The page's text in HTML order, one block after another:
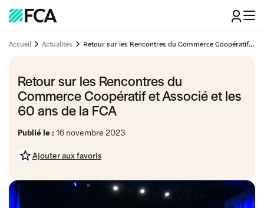
Accueil Actualités Retour sur les Rencontres du Commerce Coopératif et Associé et les 60 ans de la FCA
Retour sur les Rencontres du
Commerce Coopératif et Associé et les
60 ans de la FCA
Publié le : 16 novembre 2023
Ajouter aux favoris